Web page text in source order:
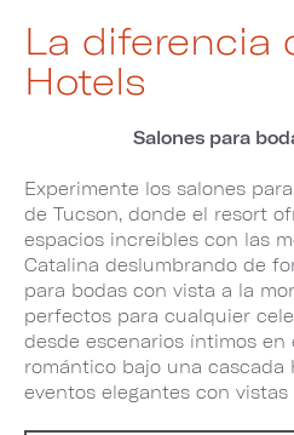
La diferencia
Hotels
Salones para
Experimente los salones
de Tucson, donde el resort
espacios increíbles con las
Catalina deslumbrando de
para bodas con vista a la
perfectos para cualquier
desde escenarios íntimos
romántico bajo una cascada
eventos elegantes con vistas